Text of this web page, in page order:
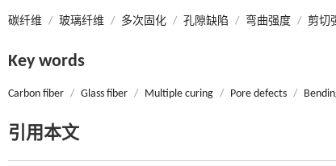
碳纤维 / 玻璃纤维 / 多次固化 / 孔隙缺陷 / 弯曲强度 / 剪切
Key words
Carbon fiber / Glass fiber / Multiple curing / Pore defects /
引用本文